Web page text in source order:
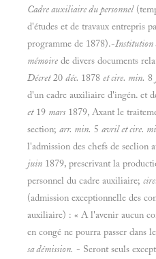
Cadre auxiliaire du personnel
d'études et de travaux entrepris
programme de 1878).-Institution
mémoire de divers documents
Décret20 déc. 1878 et cire. min. 8
d'un cadre auxiliaire d'ingén. et
et19 mars 1879, Axant le
section; arr. min. 5 avril et cire.
l'admission des chefs de seclion
juin 1879, prescrivant la
personnel du cadre auxiliaire;
(admission exceptionnelle des
auxiliaire) : « A l'avenir aucun
en congé ne pourra passer dans
sa démission. - Seront seuls